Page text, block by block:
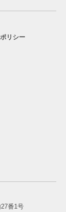
リシー
番1号